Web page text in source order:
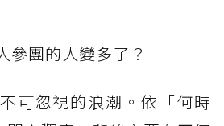
參團的人變多了？
可忽視的浪潮。依「何時